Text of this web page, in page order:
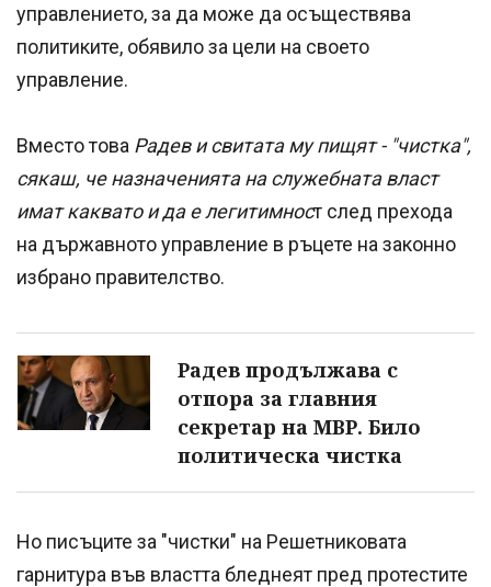
управлението, за да може да осъществява
политиките, обявило за цели на своето
управление.
Вместо това Радев и свитата му пищят - "чистка",
сякаш, че назначенията на служебната власт
имат каквато и да е легитимност след прехода
на държавното управление в ръцете на законно
избрано правителство.
Радев продължава с
отпора за главния
секретар на МВР. Било
политическа чистка
Но писъците за "чистки" на Решетниковата
гарнитура във властта бледнеят пред протестите